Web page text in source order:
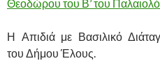
Θεοδώρου του Β’ του
Η Απιδιά με Βασιλικό
του Δήμου Έλους.